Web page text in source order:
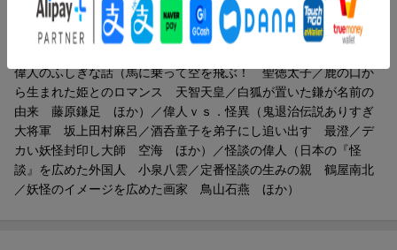
●偉人VS.怪異
妖怪、怨霊VS.偉人！ ときには偉人が怪異を退治し、
収録人物：
坂上田村麻呂、最澄、空海、桓武天皇、藤原秀郷、源頼政、源頼
光、藤原道長、安倍晴明、武蔵坊弁慶、源義経、平清盛、源頼
朝、雪舟、上杉謙信、武田信玄、石田三成、加藤清正、伊達政
宗、宮本武蔵
目次（「BOOK」データベースより）
偉人のふしぎな話（馬に乗って空を飛ぶ！ 聖徳太子／鹿の口か
ら生まれた姫とのロマンス 天智天皇／白狐が置いた鎌が名前の
由来 藤原鎌足 ほか）／偉人ｖｓ．怪異（鬼退治伝説ありすぎ
大将軍 坂上田村麻呂／酒呑童子を弟子にし追い出す 最澄／デ
カい妖怪封印し大師 空海 ほか）／怪談の偉人（日本の『怪
談』を広めた外国人 小泉八雲／定番怪談の生みの親 鶴屋南北
／妖怪のイメージを広めた画家 鳥山石燕 ほか）